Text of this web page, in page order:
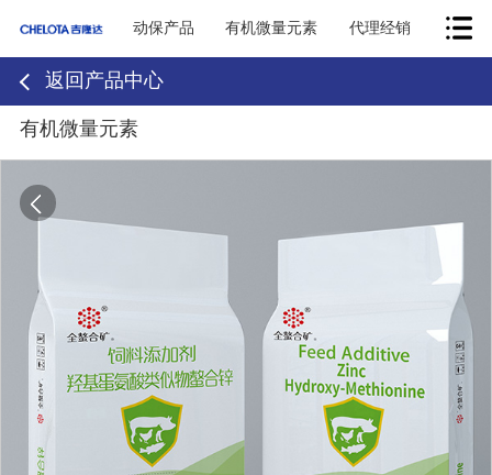
动保产品 有机微量元素 代理经销
返回产品中心
有机微量元素